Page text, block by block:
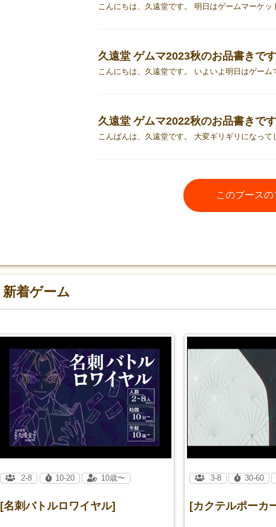
久遠堂 ゲムマ2023秋のお品書きです
久遠堂 ゲムマ2022秋のお品書きです
このブース
新着ゲーム
[名刺バトルロワイヤル]
2-8 10-20 10歳〜
[カクテルポーカ
3-8 30-60